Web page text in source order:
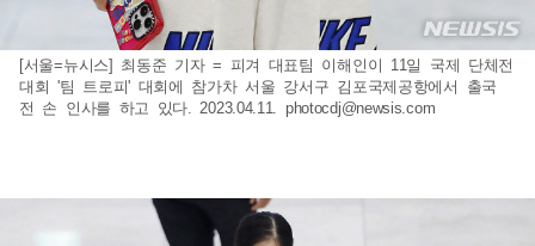
[서울=뉴시스] 최동준 기자 = 피겨 대표팀 이해인이 11일 국제 단체전
대회 '팀 트로피' 대회에 참가차 서울 강서구 김포국제공항에서 출국
전 손 인사를 하고 있다. 2023.04.11. photocdj@newsis.com